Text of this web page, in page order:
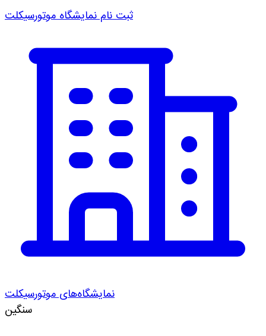
ثبت نام نمایشگاه موتورسیکلت
نمایشگاه‌های موتورسیکلت
سنگین